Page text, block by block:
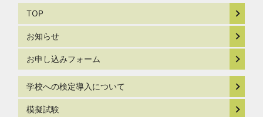
TOP
お知らせ
お申し込みフォーム
学校への検定導入について
模擬試験